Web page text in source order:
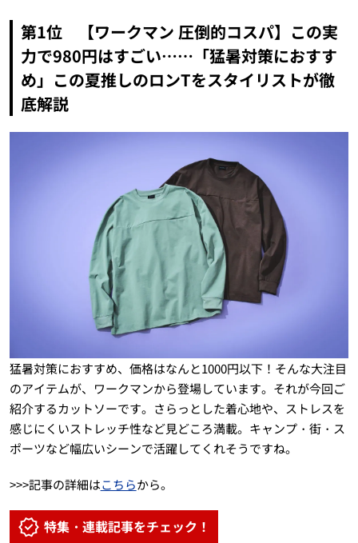
第1位 【ワークマン 圧倒的コスパ】この実
力で980円はすごい……「猛暑対策におすす
め」この夏推しのロンTをスタイリストが徹
底解説
猛暑対策におすすめ、価格はなんと1000円以下！そんな大注目
のアイテムが、ワークマンから登場しています。それが今回ご
紹介するカットソーです。さらっとした着心地や、ストレスを
感じにくいストレッチ性など見どころ満載。キャンプ・街・ス
ポーツなど幅広いシーンで活躍してくれそうですね。
>>>記事の詳細はこちらから。
特集・連載記事をチェック！